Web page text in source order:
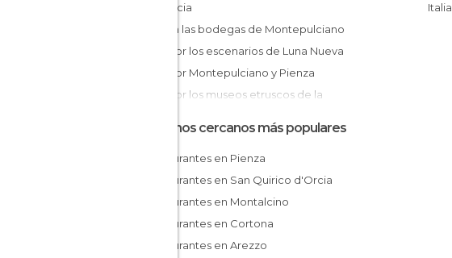
Florencia
Visita a las bodegas de Montepulciano
Tour por los escenarios de Luna Nueva
Tour por Montepulciano y Pienza
Tour del vino y el queso pecorino
Clase de cocina italiana con comida
Italia
Destinos cercanos más populares
Restaurantes en Pienza
Restaurantes en San Quirico d'Orcia
Restaurantes en Montalcino
Restaurantes en Cortona
Restaurantes en Arezzo